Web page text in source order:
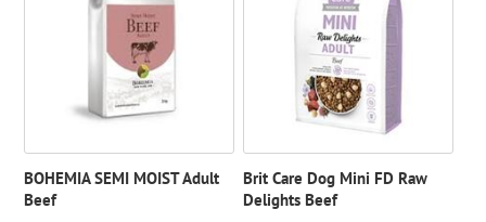
BOHEMIA SEMI MOIST Adult
Beef
Brit Care Dog Mini FD Raw
Delights Beef